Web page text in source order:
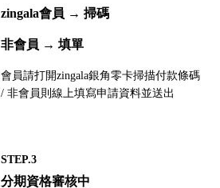
zingala會員 → 掃碼
非會員 → 填單
會員請打開zingala銀角零卡掃描付款條碼
/ 非會員則線上填寫申請資料並送出
STEP.3
分期資格審核中